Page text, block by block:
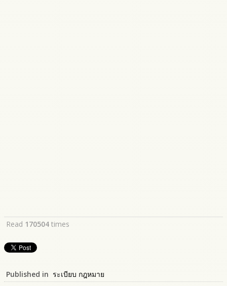
Read 170504 times
Published in ระเบียบ กฎหมาย